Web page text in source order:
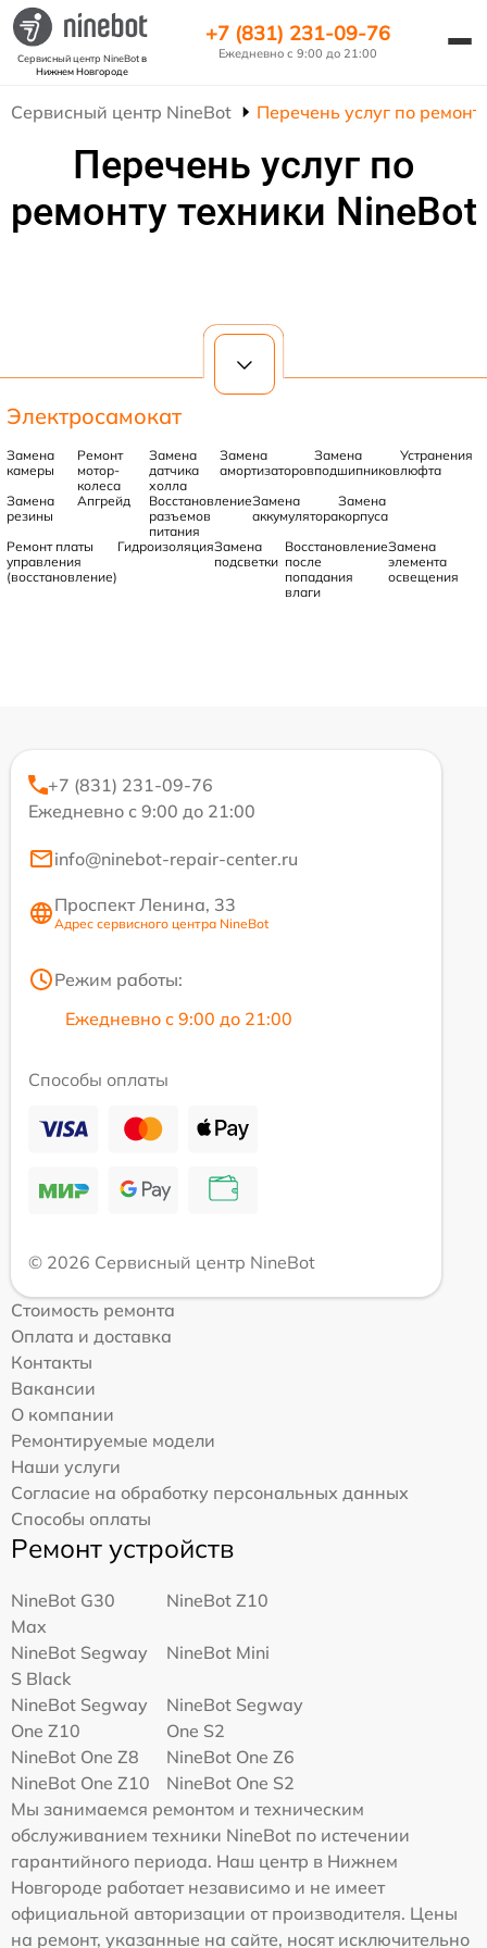
Сервисный центр NineBotв
Нижнем Новгороде
+7 (831) 231-09-76
Ежедневно с 9:00 до 21:00
Сервисный центр NineBot Перечень услуг по
Перечень услуг по
ремонту техники NineBot
Электросамокат
Замена
камеры
Ремонт
мотор-
колеса
Замена
датчика
холла
Замена
амортизаторов
Замена
подшипников
Устранения
люфта
Замена
резины
Апгрейд
Восстановление
разъемов
питания
Замена
аккумулятора
Замена
корпуса
Ремонт платы
управления
(восстановление)
ГидроизоляцияЗамена
подсветки
Восстановление
после
попадания
влаги
Замена
элемента
освещения
+7 (831) 231-09-76
Ежедневно с 9:00 до 21:00
info@ninebot-repair-center.ru
Проспект Ленина, 33
Адрес сервисного центра NineBot
Режим работы:
Ежедневно с 9:00 до 21:00
Способы оплаты
© 2026 Сервисный центр NineBot
Стоимость ремонта
Оплата и доставка
Контакты
Вакансии
О компании
Ремонтируемые модели
Наши услуги
Согласие на обработку персональных данных
Способы оплаты
Ремонт устройств
NineBot G30
Max
NineBot Z10
NineBot Segway
S Black
NineBot Mini
NineBot Segway
One Z10
NineBot Segway
One S2
NineBot One Z8
NineBot One Z6
NineBot One Z10
NineBot One S2
Мы занимаемся ремонтом и техническим
обслуживанием техники NineBot по истечении
гарантийного периода. Наш центр в Нижнем
Новгороде работает независимо и не имеет
официальной авторизации от производителя. Цены
на ремонт, указанные на сайте, носят исключительно